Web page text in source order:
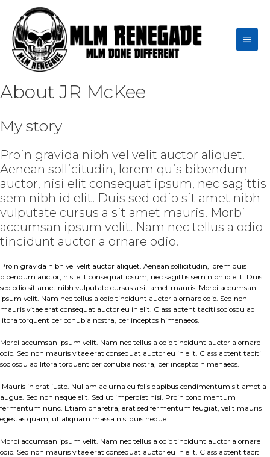
content
Main
About JR McKee
My story
Proin gravida nibh vel velit auctor aliquet.
Aenean sollicitudin, lorem quis bibendum
auctor, nisi elit consequat ipsum, nec sagittis
sem nibh id elit. Duis sed odio sit amet nibh
vulputate cursus a sit amet mauris. Morbi
accumsan ipsum velit. Nam nec tellus a odio
tincidunt auctor a ornare odio.
Proin gravida nibh vel velit auctor aliquet. Aenean sollicitudin, lorem quis
bibendum auctor, nisi elit consequat ipsum, nec sagittis sem nibh id elit. Duis
sed odio sit amet nibh vulputate cursus a sit amet mauris. Morbi accumsan
ipsum velit. Nam nec tellus a odio tincidunt auctor a ornare odio. Sed non
mauris vitae erat consequat auctor eu in elit. Class aptent taciti sociosqu ad
litora torquent per conubia nostra, per inceptos himenaeos.
Morbi accumsan ipsum velit. Nam nec tellus a odio tincidunt auctor a ornare
odio. Sed non mauris vitae erat consequat auctor eu in elit. Class aptent taciti
sociosqu ad litora torquent per conubia nostra, per inceptos himenaeos.
Mauris in erat justo. Nullam ac urna eu felis dapibus condimentum sit amet a
augue. Sed non neque elit. Sed ut imperdiet nisi. Proin condimentum
fermentum nunc. Etiam pharetra, erat sed fermentum feugiat, velit mauris
egestas quam, ut aliquam massa nisl quis neque.
Morbi accumsan ipsum velit. Nam nec tellus a odio tincidunt auctor a ornare
odio. Sed non mauris vitae erat consequat auctor eu in elit. Class aptent taciti